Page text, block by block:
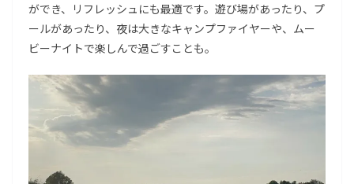
ができ、リフレッシュにも最適です。遊び場があったり、プ
ールがあったり、夜は大きなキャンプファイヤーや、ムー
ビーナイトで楽しんで過ごすことも。